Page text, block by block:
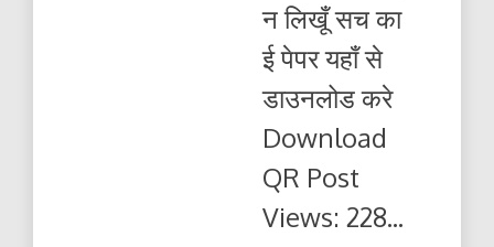
सच
31.12.2025
ई-
पेपर
यहाँ
पढ़ें
डाउनलोड
न लिखूँ सच का
ई पेपर यहाँ से
डाउनलोड करे
Download
QR Post
Views: 228...